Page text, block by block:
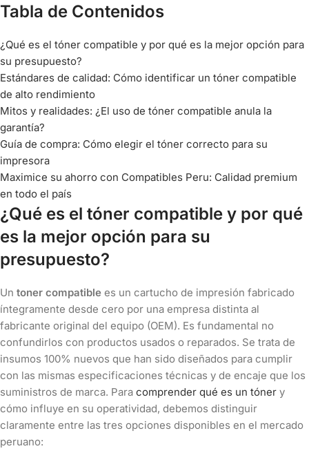
Tabla de Contenidos
¿Qué es el tóner compatible y por qué es la mejor opción para
su presupuesto?
Estándares de calidad: Cómo identificar un tóner compatible
de alto rendimiento
Mitos y realidades: ¿El uso de tóner compatible anula la
garantía?
Guía de compra: Cómo elegir el tóner correcto para su
impresora
Maximice su ahorro con Compatibles Peru: Calidad premium
en todo el país
¿Qué es el tóner compatible y por qué
es la mejor opción para su
presupuesto?
Un toner compatible es un cartucho de impresión fabricado
íntegramente desde cero por una empresa distinta al
fabricante original del equipo (OEM). Es fundamental no
confundirlos con productos usados o reparados. Se trata de
insumos 100% nuevos que han sido diseñados para cumplir
con las mismas especificaciones técnicas y de encaje que los
suministros de marca. Para comprender qué es un tóner y
cómo influye en su operatividad, debemos distinguir
claramente entre las tres opciones disponibles en el mercado
peruano: